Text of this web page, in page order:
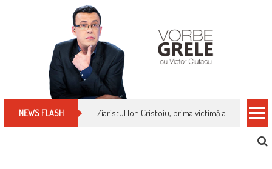
NEWS FLASH Cum îți schimbi, rapid, gratuit și eficient,